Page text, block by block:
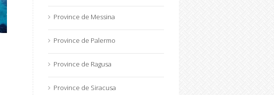
Province de Messina
Province de Palermo
Province de Ragusa
Province de Siracusa